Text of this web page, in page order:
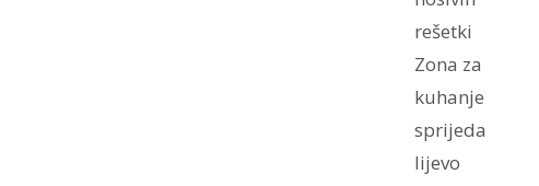
rešetki
Zona za
kuhanje
sprijeda
lijevo